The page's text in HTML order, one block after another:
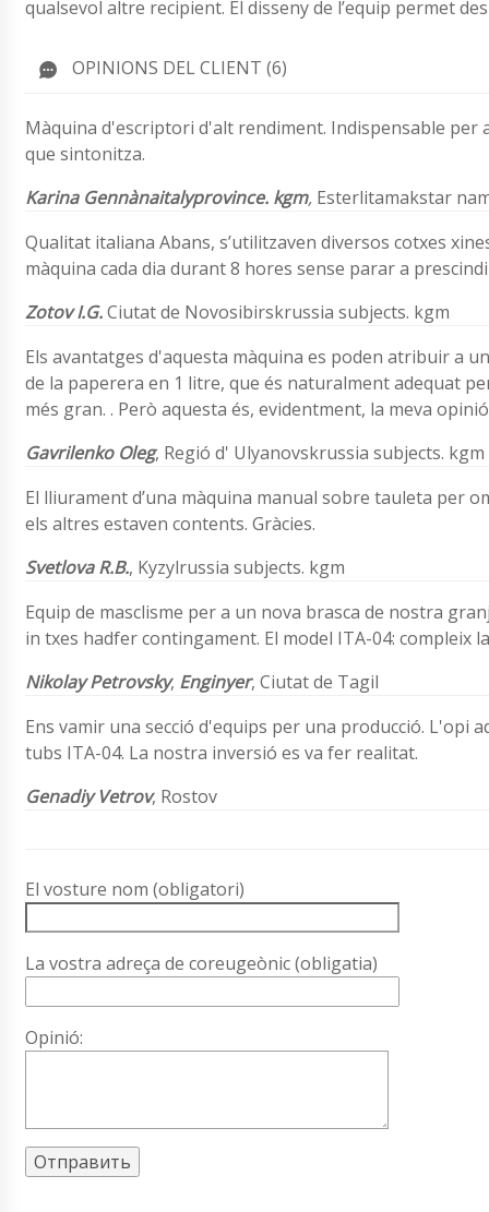
qualsevol altre recipient. El disseny de l’equip permet
OPINIONS DEL CLIENT (6)
Màquina d'escriptori d'alt rendiment. Indispensable per
que sintonitza.
Karina Gennànaitalyprovince. kgm, Esterlitamakstar
Qualitat italiana Abans, s’utilitzaven diversos cotxes
màquina cada dia durant 8 hores sense parar a
Zotov I.G.Ciutat de Novosibirskrussia subjects. kgm
Els avantatges d'aquesta màquina es poden atribuir a
de la paperera en 1 litre, que és naturalment adequat
més gran. . Però aquesta és, evidentment, la meva
Gavrilenko Oleg, Regió d' Ulyanovskrussia subjects. kgm
El lliurament d’una màquina manual sobre tauleta per
els altres estaven contents. Gràcies.
SvetlovaR.B., Kyzylrussia subjects. kgm
Equip de masclisme per a un nova brasca de nostra
in txes hadfer contingament. El model ITA-04: compleix
Nikolay Petrovsky, Enginyer, Ciutat de Tagil
Ens vamir una secció d'equips per una producció. L'opi
tubs ITA-04. La nostra inversió es va fer realitat.
Genadiy Vetrov, Rostov
El vosture nom (obligatori)
La vostra adreça de coreugeònic (obligatia)
Opinió: